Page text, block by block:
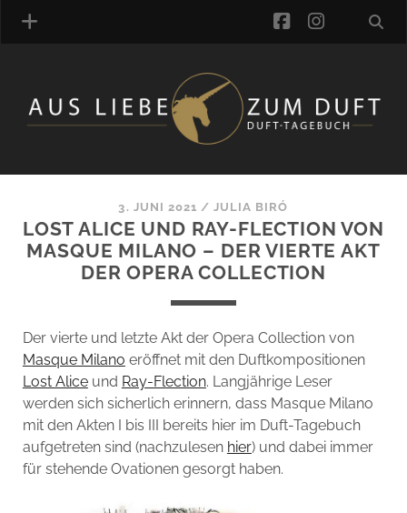
MANUFAKTUREN
KOMMENTARE
KATEGORIEN
ARTIKEL-ARCHIV
ONLINE-SHOP
DAS ALZD-TEAM
facebook
3. JUNI 2021 /JULIA BIRÓ
LOST ALICE UND RAY-FLECTION VON
MASQUE MILANO – DER VIERTE AKT
DER OPERA COLLECTION
Der vierte und letzte Akt der Opera Collection von
Masque Milano eröffnet mit den Duftkompositionen
Lost Aliceund Ray-Flection. Langjährige Leser
werden sich sicherlich erinnern, dass Masque Milano
mit den Akten I bis III bereits hier im Duft-Tagebuch
aufgetreten sind (nachzulesen hier) und dabei immer
für stehende Ovationen gesorgt haben.